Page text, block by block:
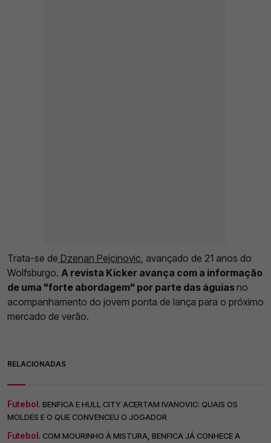
Trata-se de Dzenan Pejcinovic, avançado de 21 anos do
Wolfsburgo. A revista Kicker avança com a informação
de uma "forte abordagem" por parte das águiasno
acompanhamento do jovem ponta de lança para o próximo
mercado de verão.
RELACIONADAS
Futebol. BENFICA E HULL CITY ACERTAM IVANOVIC: QUAIS OS
MOLDES E O QUE CONVENCEU O JOGADOR
Futebol. COM MOURINHO À MISTURA, BENFICA JÁ CONHECE A